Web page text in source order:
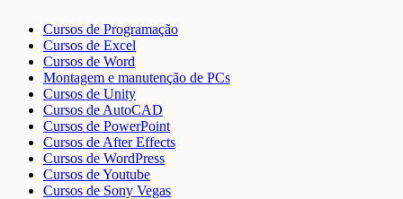
Cursos de Programação
Cursos de Excel
Cursos de Word
Montagem e manutenção de PCs
Cursos de Unity
Cursos de AutoCAD
Cursos de PowerPoint
Cursos de After Effects
Cursos de WordPress
Cursos de Youtube
Cursos de Sony Vegas